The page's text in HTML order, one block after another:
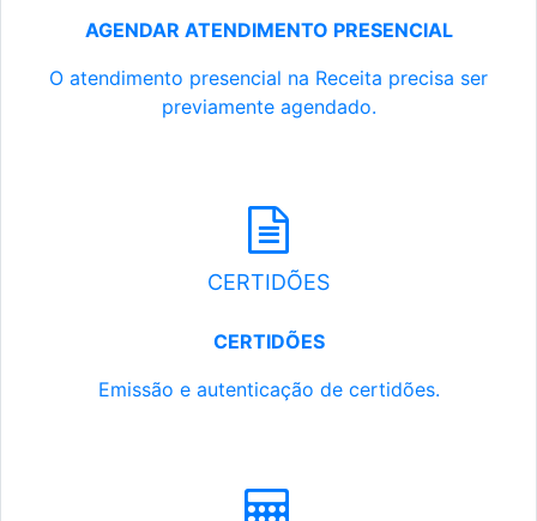
AGENDAR ATENDIMENTO PRESENCIAL
O atendimento presencial na Receita precisa ser
previamente agendado.
CERTIDÕES
CERTIDÕES
Emissão e autenticação de certidões.